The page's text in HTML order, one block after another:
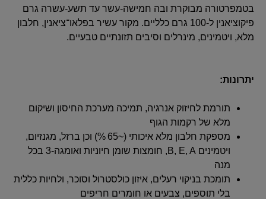
בטמפרטורה מבוקרת ובה חמישה-עשר עד תשע-עשרה גרם
פיקוציאנין ל‑100 גרם כלליים. מקור עשיר בפלאו־ציאנין, חלבון
מלא, ויטמינים, מינרלים וסיבים תזונתיים טבעיים.
יתרונות:
תורמת לחיזוק אנרגיה, תמיכה מערכת החיסון ושיקום
מלא של רקמות הגוף
מספקת חלבון מלא איכותי (~65 %) וכן ברזל, מגנזיום,
ויטמינים B, E, A, חומצות שומן חיוניות ואומגה‑3 בכל
מנה
תומכת בניקוי רעלים, איזון כולסטרול וסוכר, ולחיות כללית
בלי תוספים, צבעים או חומרים חריפים